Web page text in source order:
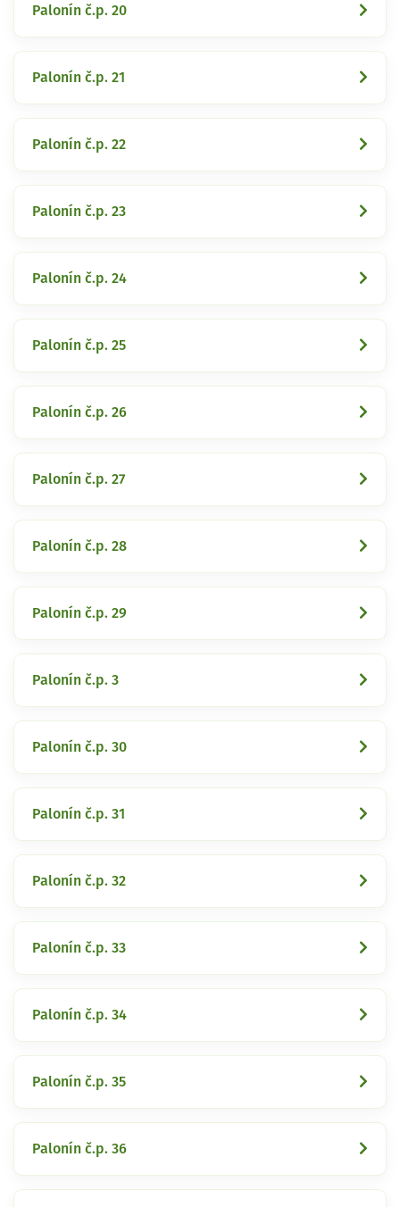
Palonín č.p. 20
Palonín č.p. 21
Palonín č.p. 22
Palonín č.p. 23
Palonín č.p. 24
Palonín č.p. 25
Palonín č.p. 26
Palonín č.p. 27
Palonín č.p. 28
Palonín č.p. 29
Palonín č.p. 3
Palonín č.p. 30
Palonín č.p. 31
Palonín č.p. 32
Palonín č.p. 33
Palonín č.p. 34
Palonín č.p. 35
Palonín č.p. 36